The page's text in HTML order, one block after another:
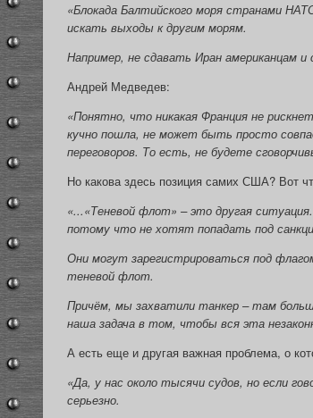
«Блокада Балтийского моря странами
искать выходы к другим морям.
Например, не сдавать Иран американцам
Андрей Медведев:
«Понятно, что никакая Франция не
кучно пошла, не может быть просто
переговоров. То есть, не будете
Но какова здесь позиция самих США? Вот
«...«Теневой флот» – это другая
потому что не хотят попадать под
Они могут зарегистрироваться под
теневой флот.
Причём, мы захватили танкер – там
наша задача в том, чтобы вся эта
А есть еще и другая важная проблема, о
«Да, у нас около тысячи судов, но если
серьезно.